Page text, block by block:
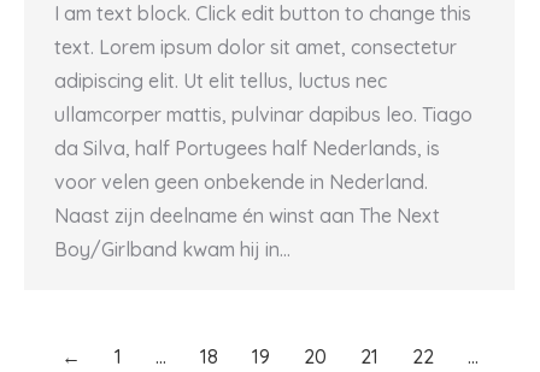
I am text block. Click edit button to change this
text. Lorem ipsum dolor sit amet, consectetur
adipiscing elit. Ut elit tellus, luctus nec
ullamcorper mattis, pulvinar dapibus leo. Tiago
da Silva, half Portugees half Nederlands, is
voor velen geen onbekende in Nederland.
Naast zijn deelname én winst aan The Next
Boy/Girlband kwam hij in…
← 1 … 18 19 20 21 22 …